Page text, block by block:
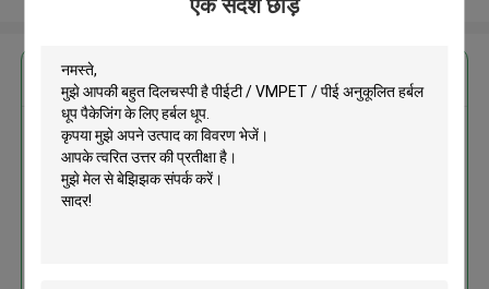
सबसे उत्तम प्रतिदान प्राप्त करें
पीईटी / VMPET / पीई अनुकूलित हर्बल
धूप पैकेजिंग के लिए हर्बल धूप